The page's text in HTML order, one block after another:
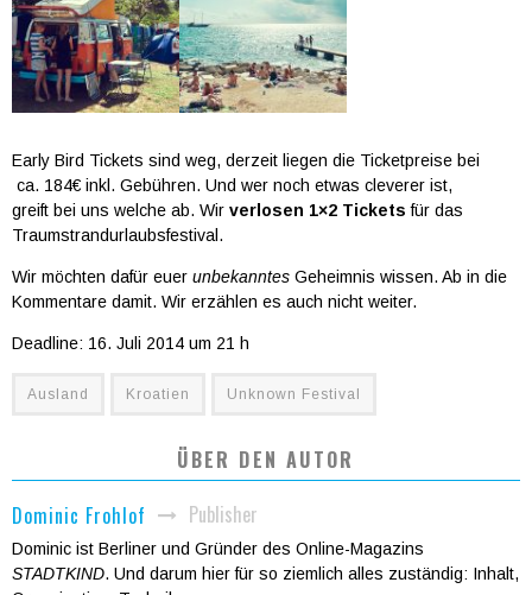
Early Bird Tickets sind weg, derzeit liegen die Ticketpreise bei
ca. 184€ inkl. Gebühren. Und wer noch etwas cleverer ist,
greift bei uns welche ab. Wir verlosen 1×2 Tickets für das
Traumstrandurlaubsfestival.
Wir möchten dafür euer unbekanntes Geheimnis wissen. Ab in die
Kommentare damit. Wir erzählen es auch nicht weiter.
Deadline: 16. Juli 2014 um 21 h
Ausland Kroatien Unknown Festival
ÜBER DEN AUTOR
Dominic Frohlof
Publisher
Dominic ist Berliner und Gründer des Online-Magazins
STADTKIND. Und darum hier für so ziemlich alles zuständig: Inhalt,